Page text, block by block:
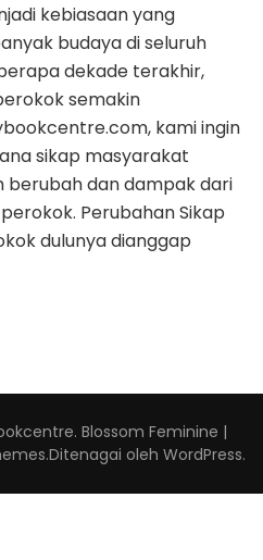
kebiasaan yang
budaya di seluruh
dekade terakhir,
semakin
kami ingin
sikap masyarakat
dan dampak dari
Perubahan Sikap
dulunya dianggap
. Blossom Feminine |
.Ditenagai oleh WordPress.